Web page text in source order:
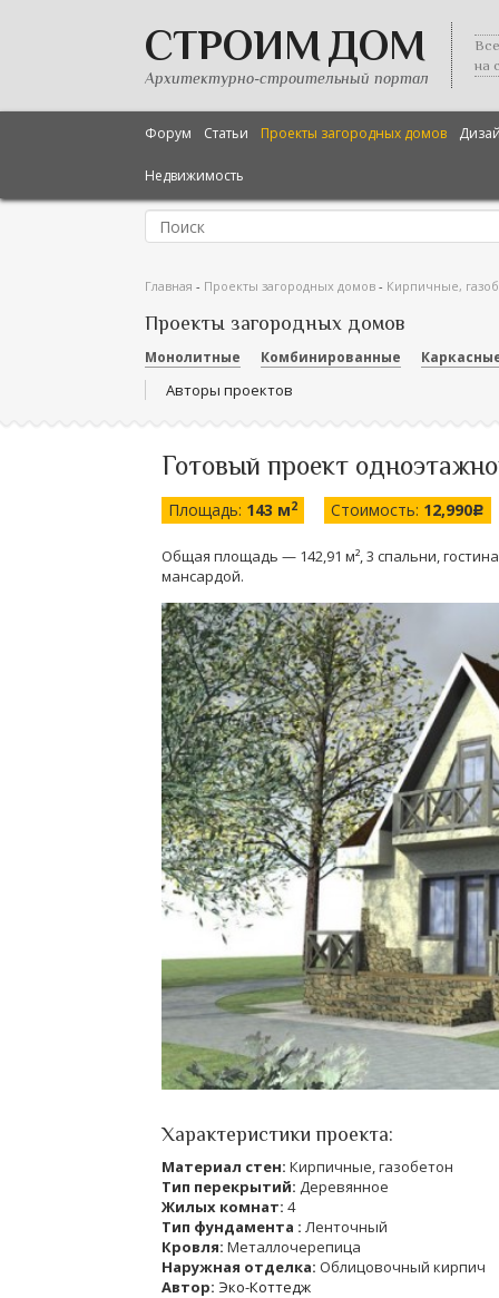
СТРОИМ ДОМ
Архитектурно-строительный портал
на
Форум Статьи Проекты загородных домов
Недвижимость
Главная - Проекты загородных домов - Кирпичные,
Проекты загородных домов
Монолитные Комбинированные
Авторы проектов
Готовый проект
Площадь: 143 м2 Стоимость: 12,990c
Общая площадь — 142,91 м², 3 спальни,
мансардой.
Характеристики проекта:
Материал стен: Кирпичные, газобетон
Тип перекрытий: Деревянное
Жилых комнат: 4
Тип фундамента : Ленточный
Кровля: Металлочерепица
Наружная отделка: Облицовочный кирпич
Автор: Эко-Коттедж